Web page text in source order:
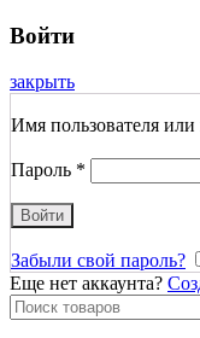
Войти
закрыть
Имя пользователя или
Пароль *
Войти
Забыли свой пароль?
Еще нет аккаунта?
Search
for: